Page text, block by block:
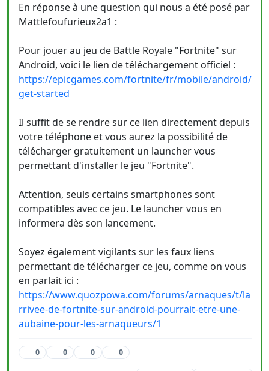
En réponse à une question qui nous a été posé par
Mattlefoufurieux2a1 :
Pour jouer au jeu de Battle Royale "Fortnite" sur
Android, voici le lien de téléchargement officiel :
https://epicgames.com/fortnite/fr/mobile/android/
get-started
Il suffit de se rendre sur ce lien directement depuis
votre téléphone et vous aurez la possibilité de
télécharger gratuitement un launcher vous
permettant d'installer le jeu "Fortnite".
Attention, seuls certains smartphones sont
compatibles avec ce jeu. Le launcher vous en
informera dès son lancement.
Soyez également vigilants sur les faux liens
permettant de télécharger ce jeu, comme on vous
en parlait ici :
https://www.quozpowa.com/forums/arnaques/t/la
rrivee-de-fortnite-sur-android-pourrait-etre-une-
aubaine-pour-les-arnaqueurs/1
0 0 0 0